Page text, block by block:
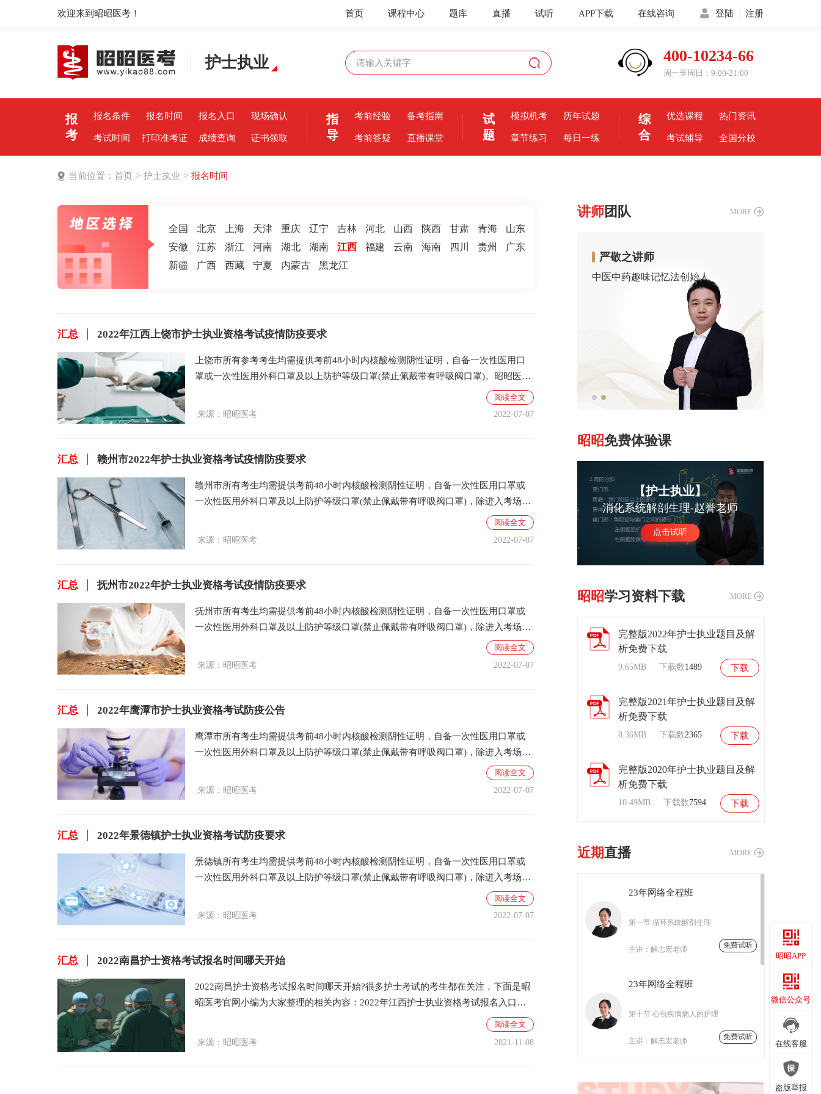
欢迎来到昭昭医考！ 注册
登陆
在线咨询
APP下载
试听
直播
题库
课程中心
首页
护士执业 400-10234-66
周一至周日：9:00-21:00
报
考
报名条件 报名时间 报名入口 现场确认
考试时间 打印准考证 成绩查询 证书领取
指
导
考前经验 备考指南
考前答疑 直播课堂
试
题
模拟机考 历年试题
章节练习 每日一练
综
合
优选课程 热门资讯
考试辅导 全国分校
当前位置： 首页 > 护士执业 > 报名时间
全国 北京 上海 天津 重庆 辽宁 吉林 河北 山西 陕西 甘肃 青海
山东
安徽
江苏 浙江 河南 湖北 湖南 江西 福建 云南 海南 四川 贵州
广东
新疆
广西 西藏 宁夏 内蒙古 黑龙江
汇总 2022年江西上饶市护士执业资格考试疫情防疫要求
上饶市所有参考考生均需提供考前48小时内核酸检测阴性证明，自备一次性医用口
罩或一次性医用外科口罩及以上防护等级口罩(禁止佩戴带有呼吸阀口罩)。昭昭医考
网小编整理具体内容如下：一、所有考生应自考前7天起开始自我健康监测，做好自
我健康管理，务必
阅读全文
来源： 昭昭医考 2022-07-07
汇总 赣州市2022年护士执业资格考试疫情防疫要求
赣州市所有考生均需提供考前48小时内核酸检测阴性证明，自备一次性医用口罩或
一次性医用外科口罩及以上防护等级口罩(禁止佩戴带有呼吸阀口罩)，除进入考场核
验身份时须按要求摘戴口罩外，考生进出考点、考场和考试期间应当全程佩戴口罩。
昭昭医考网小编整
阅读全文
来源： 昭昭医考 2022-07-07
汇总 抚州市2022年护士执业资格考试疫情防疫要求
抚州市所有考生均需提供考前48小时内核酸检测阴性证明，自备一次性医用口罩或
一次性医用外科口罩及以上防护等级口罩(禁止佩戴带有呼吸阀口罩)，除进入考场核
验身份时须按要求摘戴口罩外，考生进出考点、考场和考试期间应当全程佩戴口罩。
昭昭医考网小编整
阅读全文
来源： 昭昭医考 2022-07-07
汇总 2022年鹰潭市护士执业资格考试防疫公告
鹰潭市所有考生均需提供考前48小时内核酸检测阴性证明，自备一次性医用口罩或
一次性医用外科口罩及以上防护等级口罩(禁止佩戴带有呼吸阀口罩)，除进入考场核
验身份时须按要求摘戴口罩外，考生进出考点、考场和考试期间应当全程佩戴口罩。
昭昭医考网小编整
阅读全文
来源： 昭昭医考 2022-07-07
汇总 2022年景德镇护士执业资格考试防疫要求
景德镇所有考生均需提供考前48小时内核酸检测阴性证明，自备一次性医用口罩或
一次性医用外科口罩及以上防护等级口罩(禁止佩戴带有呼吸阀口罩)，除进入考场核
验身份时须按要求摘戴口罩外，考生进出考点、考场和考试期间应当全程佩戴口罩。
昭昭医考网小编整
阅读全文
来源： 昭昭医考 2022-07-07
汇总 2022南昌护士资格考试报名时间哪天开始
2022南昌护士资格考试报名时间哪天开始?很多护士考试的考生都在关注，下面是昭
昭医考官网小编为大家整理的相关内容：2022年江西护士执业资格考试报名入口为
中国卫生人才网，2022南昌护士资格考试报名时间哪天开始?2022年南昌护士执业资
阅读全文
来源： 昭昭医考 2021-11-08
讲师团队 MORE
严敬之讲师
中医中药趣味记忆法创始人
昭昭免费体验课
【护士执业】
消化系统解剖生理-赵誉老师
点击试听
扫
进
入
课
程
昭昭学习资料下载 MORE
完整版2022年护士执业题目及解
析免费下载
9.65MB 下载数1489 下载
完整版2021年护士执业题目及解
析免费下载
8.36MB 下载数2365 下载
完整版2020年护士执业题目及解
析免费下载
10.49MB 下载数7594 下载
近期直播 MORE
23年网络全程班
第一节 循环系统解剖生理
主讲：解志宏老师 免费试听
23年网络全程班
第十节 心包疾病病人的护理
主讲：解志宏老师 免费试听
昭昭APP
昭昭APP
微信公众号
微信公众号
在线客服
在线客服
盗版举报